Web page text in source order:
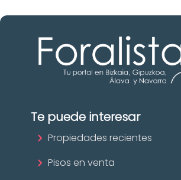
Te puede interesar
Propiedades recientes
Pisos en venta